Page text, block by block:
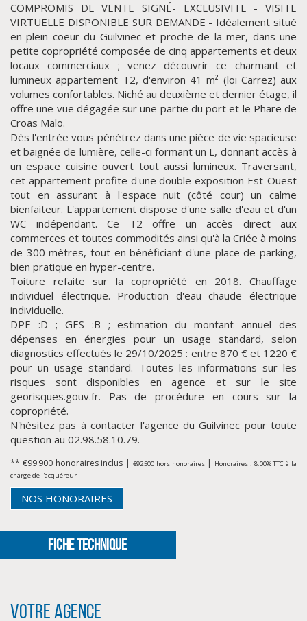
CLIQUER ICI POUR AGRANDIR
COMPROMIS DE VENTE SIGNÉ- EXCLUSIVITE - VISITE
VIRTUELLE DISPONIBLE SUR DEMANDE - Idéalement situé
en plein coeur du Guilvinec et proche de la mer, dans une
petite copropriété composée de cinq appartements et deux
locaux commerciaux ; venez découvrir ce charmant et
lumineux appartement T2, d'environ 41 m² (loi Carrez) aux
volumes confortables. Niché au deuxième et dernier étage, il
offre une vue dégagée sur une partie du port et le Phare de
Croas Malo.
Dès l'entrée vous pénétrez dans une pièce de vie spacieuse
et baignée de lumière, celle-ci formant un L, donnant accès à
un espace cuisine ouvert tout aussi lumineux. Traversant,
cet appartement profite d'une double exposition Est-Ouest
tout en assurant à l'espace nuit (côté cour) un calme
bienfaiteur. L'appartement dispose d'une salle d'eau et d'un
WC indépendant. Ce T2 offre un accès direct aux
commerces et toutes commodités ainsi qu'à la Criée à moins
de 300 mètres, tout en bénéficiant d'une place de parking,
bien pratique en hyper-centre.
Toiture refaite sur la copropriété en 2018. Chauffage
individuel électrique. Production d'eau chaude électrique
individuelle.
DPE :D ; GES :B ; estimation du montant annuel des
dépenses en énergies pour un usage standard, selon
diagnostics effectués le 29/10/2025 : entre 870 € et 1220 €
pour un usage standard. Toutes les informations sur les
risques sont disponibles en agence et sur le site
georisques.gouv.fr. Pas de procédure en cours sur la
copropriété.
N'hésitez pas à contacter l'agence du Guilvinec pour toute
question au 02.98.58.10.79.
** €99 900 honoraires inclus | €92 500 hors honoraires|
Honoraires : 8.00% TTC à la
charge de l'acquéreur
NOS HONORAIRES
FICHE TECHNIQUE
Votre agence